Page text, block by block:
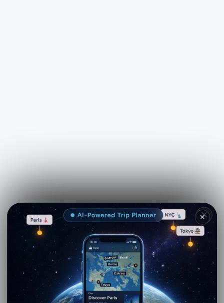
See more on Viator.com
Explore nearby · Licata
Palm av
Montechiaro och
✕